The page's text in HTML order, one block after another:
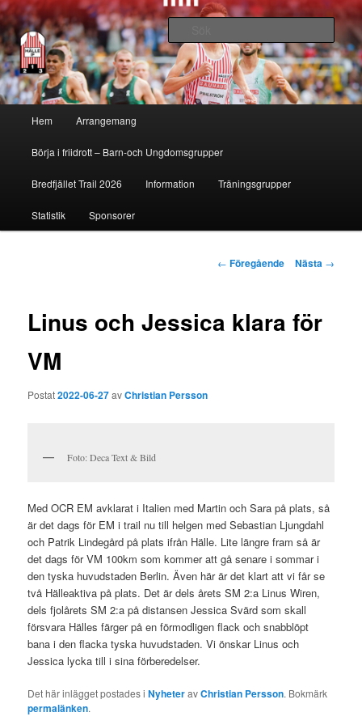
Hälle IF
Sök
Hoppa
till
huvudinnehåll
Hem Arrangemang
Börja i friidrott – Barn-och Ungdomsgrupper
Bredfjället Trail 2026 Information Träningsgrupper
Statistik Sponsorer
Inläggsnavigering
← Föregående Nästa →
Linus och Jessica klara för
VM
Postat2022-06-27avChristian Persson
Foto: Deca Text & Bild
Med OCR EM avklarat i Italien med Martin och Sara på plats, så
är det dags för EM i trail nu till helgen med Sebastian Ljungdahl
och Patrik Lindegård på plats ifrån Hälle. Lite längre fram så är
det dags för VM 100km som kommer att gå senare i sommar i
den tyska huvudstaden Berlin. Även här är det klart att vi får se
två Hälleaktiva på plats. Det är dels årets SM 2:a Linus Wiren,
dels fjolårets SM 2:a på distansen Jessica Svärd som skall
försvara Hälles färger på en förmodligen flack och snabblöpt
bana i den flacka tyska huvudstaden. Vi önskar Linus och
Jessica lycka till i sina förberedelser.
Det här inlägget postades iNyheteravChristian Persson. Bokmärk
permalänken.